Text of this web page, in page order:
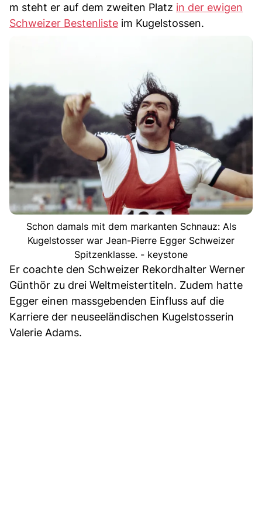
m steht er auf dem zweiten Platz in der ewigen
Schweizer Bestenliste im Kugelstossen.
Schon damals mit dem markanten Schnauz: Als
Kugelstosser war Jean-Pierre Egger Schweizer
Spitzenklasse. - keystone
Er coachte den Schweizer Rekordhalter Werner
Günthör zu drei Weltmeistertiteln. Zudem hatte
Egger einen massgebenden Einfluss auf die
Karriere der neuseeländischen Kugelstosserin
Valerie Adams.